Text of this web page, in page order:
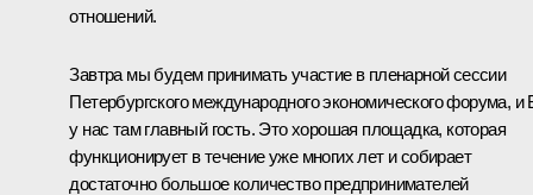
отношений.
Завтра мы будем принимать участие в пленарной сессии
Петербургского международного экономического форума, и
у нас там главный гость. Это хорошая площадка, которая
функционирует в течение уже многих лет и собирает
достаточно большое количество предпринимателей